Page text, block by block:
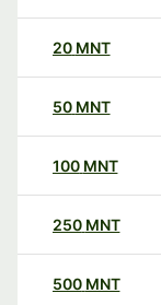
20 MNT
50 MNT
100 MNT
250 MNT
500 MNT